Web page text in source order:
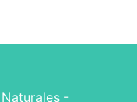
-